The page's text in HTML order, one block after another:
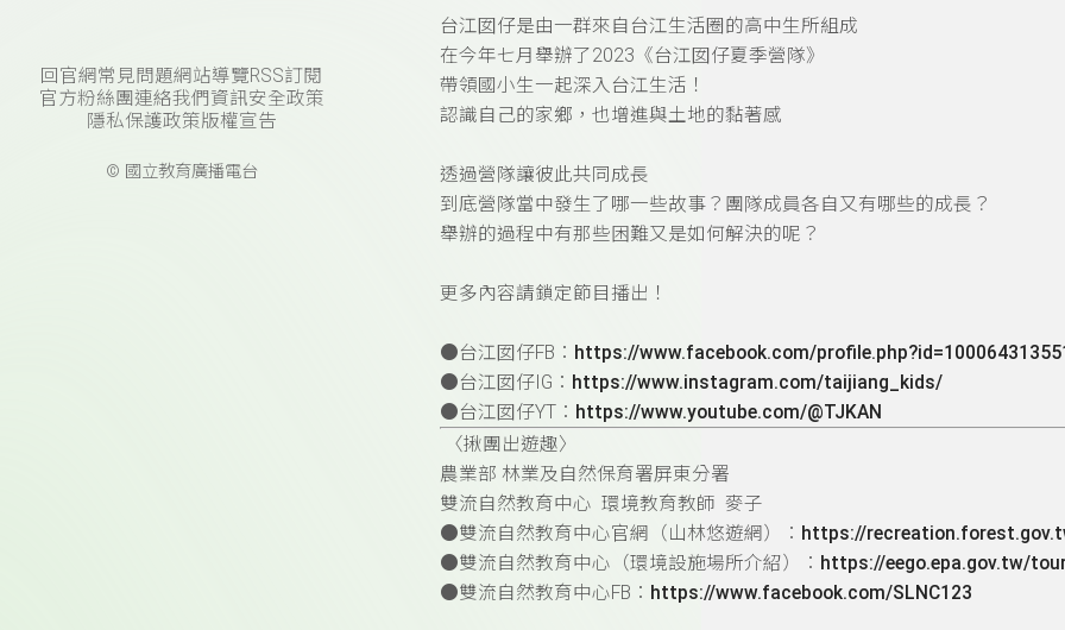
回官網常見問題網站導覽RSS訂閱
官方粉絲團連絡我們 資訊安全政策
隱私保護政策版權宣告
© 國立教育廣播電台
台江囡仔是由一群來自台江生活圈的高中生所組成
在今年七月舉辦了2023《台江囡仔夏季營隊》
帶領國小生一起深入台江生活！
認識自己的家鄉，也增進與土地的黏著感
透過營隊讓彼此共同成長
到底營隊當中發生了哪一些故事？團隊成員各自又有哪些的成長？
舉辦的過程中有那些困難又是如何解決的呢？
更多內容請鎖定節目播出！
●台江囡仔FB： https://www.facebook.com/
●台江囡仔IG： https://www.instagram.com/taijiang_kids/
●台江囡仔YT： https://www.youtube.com/@TJKAN
〈揪團出遊趣〉
農業部 林業及自然保育署屏東分署
雙流自然教育中心 環境教育教師 麥子
●雙流自然教育中心官網（山林悠遊網）： https://
●雙流自然教育中心（環境設施場所介紹）： https://eego.epa.gov.tw/
●雙流自然教育中心FB： https://www.facebook.com/SLNC123